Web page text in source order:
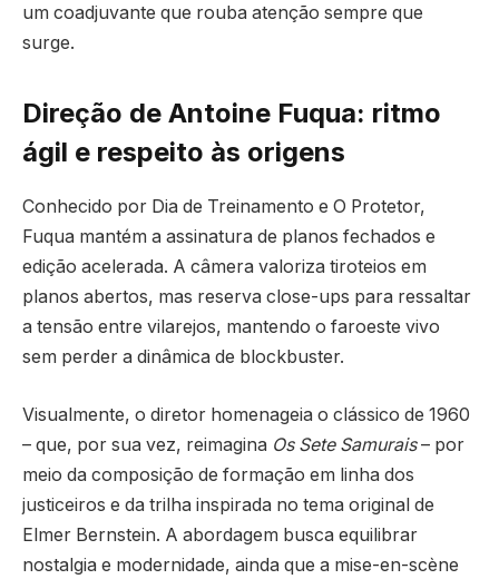
um coadjuvante que rouba atenção sempre que
surge.
Direção de Antoine Fuqua: ritmo
ágil e respeito às origens
Conhecido por Dia de Treinamento e O Protetor,
Fuqua mantém a assinatura de planos fechados e
edição acelerada. A câmera valoriza tiroteios em
planos abertos, mas reserva close-ups para ressaltar
a tensão entre vilarejos, mantendo o faroeste vivo
sem perder a dinâmica de blockbuster.
Visualmente, o diretor homenageia o clássico de 1960
– que, por sua vez, reimagina Os Sete Samurais– por
meio da composição de formação em linha dos
justiceiros e da trilha inspirada no tema original de
Elmer Bernstein. A abordagem busca equilibrar
nostalgia e modernidade, ainda que a mise-en-scène